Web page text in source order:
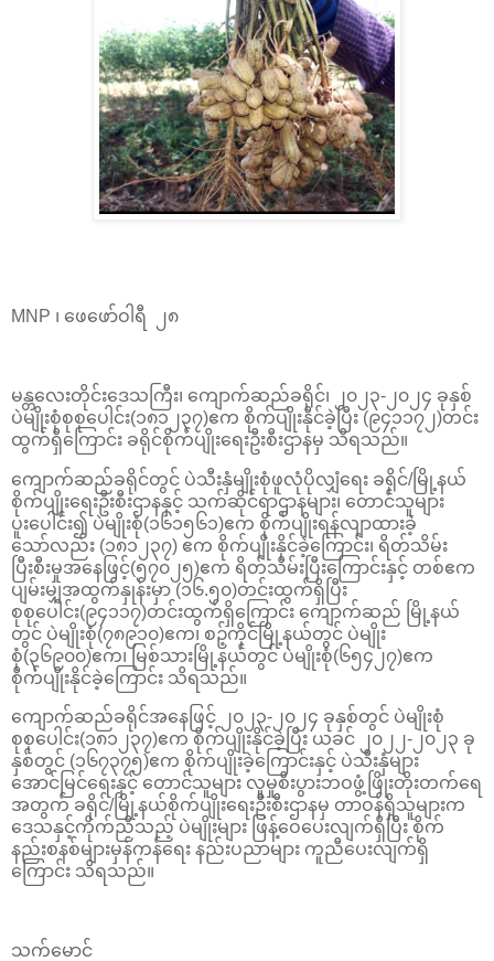
MNP ၊ ဖေဖော်ဝါရီ ၂၈
မန္တလေးတိုင်းဒေသကြီး၊ ကျောက်ဆည်ခရိုင်၊ ၂၀၂၃-၂၀၂၄ ခုနှစ်
ပဲမျိုးစုံစုစုပေါင်း(၁၈၁၂၃၇)ဧက စိုက်ပျိုးနိုင်ခဲ့ပြီး (၉၄၁၁၇၂)တင်း
ထွက်ရှိကြောင်း ခရိုင်စိုက်ပျိုးရေးဦးစီးဌာနမှ သိရသည်။
ကျောက်ဆည်ခရိုင်တွင် ပဲသီးနှံမျိုးစုံဖူလုံပိုလျှံရေး ခရိုင်/မြို့နယ်
စိုက်ပျိုးရေးဦးစီးဌာနနှင့် သက်ဆိုင်ရာဌာနများ၊ တောင်သူများ
ပူးပေါင်း၍ ပဲမျိုးစုံ(၁၆၁၅၆၁)ဧက စိုက်ပျိုးရန်လျာထားခဲ့
သော်လည်း (၁၈၁၂၃၇) ဧက စိုက်ပျိုးနိုင်ခဲ့ကြောင်း၊ ရိတ်သိမ်း
ပြီးစီးမှုအနေဖြင့်(၅၇၀၂၅)ဧက ရိတ်သိမ်းပြီးကြောင်းနှင့် တစ်ဧက
ပျမ်းမျှအထွက်နှုန်းမှာ (၁၆.၅၀)တင်းထွက်ရှိပြီး
စုစုပေါင်း(၉၄၁၁၇)တင်းထွက်ရှိကြောင်း ကျောက်ဆည် မြို့နယ်
တွင် ပဲမျိုးစုံ(၇၈၉၁၀)ဧက၊ စဉ့်ကိုင်မြို့နယ်တွင် ပဲမျိုး
စုံ(၃၆၉၀၀)ဧက၊ မြစ်သားမြို့နယ်တွင် ပဲမျိုးစုံ(၆၅၄၂၇)ဧက
စိုက်ပျိုးနိုင်ခဲ့ကြောင်း သိရသည်။
ကျောက်ဆည်ခရိုင်အနေဖြင့် ၂၀၂၃-၂၀၂၄ ခုနှစ်တွင် ပဲမျိုးစုံ
စုစုပေါင်း(၁၈၁၂၃၇)ဧက စိုက်ပျိုးနိုင်ခဲ့ပြီး ယခင် ၂၀၂၂-၂၀၂၃ ခု
နှစ်တွင် (၁၆၇၃၇၅)ဧက စိုက်ပျိုးခဲ့ကြောင်းနှင့် ပဲသီးနှံများ
အောင်မြင်ရေးနှင့် တောင်သူများ လူမှုစီးပွားဘဝဖွံ့ဖြိုးတိုးတက်ရေ
အတွက် ခရိုင်/မြို့နယ်စိုက်ပျိုးရေးဦးစီးဌာနမှ တာဝန်ရှိသူများက
ဒေသနှင့်ကိုက်ညီသည့် ပဲမျိုးများ ဖြန့်ဝေပေးလျက်ရှိပြီး စိုက်
နည်းစနစ်များမှန်ကန်ရေး နည်းပညာများ ကူညီပေးလျက်ရှိ
ကြောင်း သိရသည်။
သက်မောင်